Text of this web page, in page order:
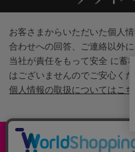
お客さまからいただいた個人
合わせへの回答、ご連絡以外
当社が責任をもって安全 に蓄
はございませんのでご安心くだ
個人情報の取扱についてはこ
Copyright © 2022